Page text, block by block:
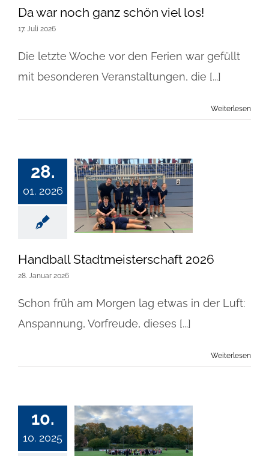
Da war noch ganz schön viel los!
17. Juli 2026
Die letzte Woche vor den Ferien war gefüllt
mit besonderen Veranstaltungen, die [...]
Weiterlesen
28.
01. 2026
Handball
Stadtmeisterschaft
2026
Handball Stadtmeisterschaft 2026
28. Januar 2026
Schon früh am Morgen lag etwas in der Luft:
Anspannung, Vorfreude, dieses [...]
Weiterlesen
10.
10. 2025
Alternatives
Sportfest 2025